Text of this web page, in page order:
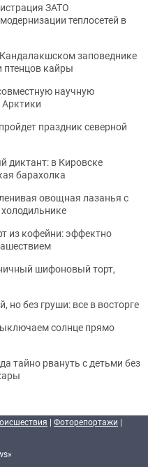
ЗАТО
теплосетей в
заповеднике
птенцов кайры
научную
праздник северной
диктант: в Кировске
барахолка
овощная лазанья с
из кофейни: эффектно
шифоновый торт,
но без груши: все в восторге
солнце прямо
тайно рвануть с детьми без
| Фоторепортажи |